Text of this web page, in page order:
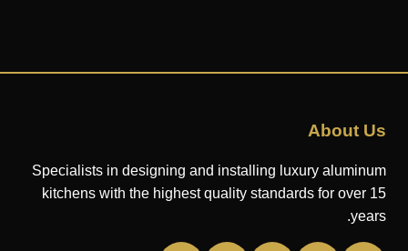
About Us
Specialists in designing and installing luxury aluminum
kitchens with the highest quality standards for over 15
years.